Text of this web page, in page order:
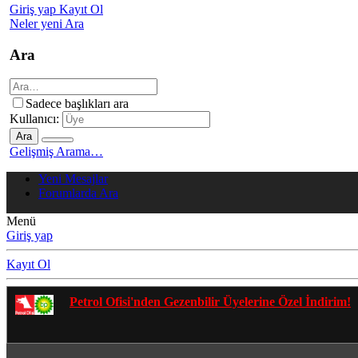
Giriş yap Kayıt Ol
Neler yeni Ara
Ara
Sadece başlıkları ara
Kullanıcı:
Ara
Gelişmiş Arama…
Yeni Mesajlar
Forumlarda Ara
Menü
Giriş yap
Kayıt Ol
Gezenbilir Whatsapp Grupları'na Katılmak İçin